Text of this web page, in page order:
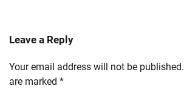
Leave a Reply
Your email address will not be published.
are marked *